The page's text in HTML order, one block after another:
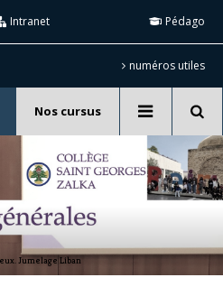
Nos cursus
numéros utiles
Intranet Pédago
Recherche
avancée…
Jumelage Liban